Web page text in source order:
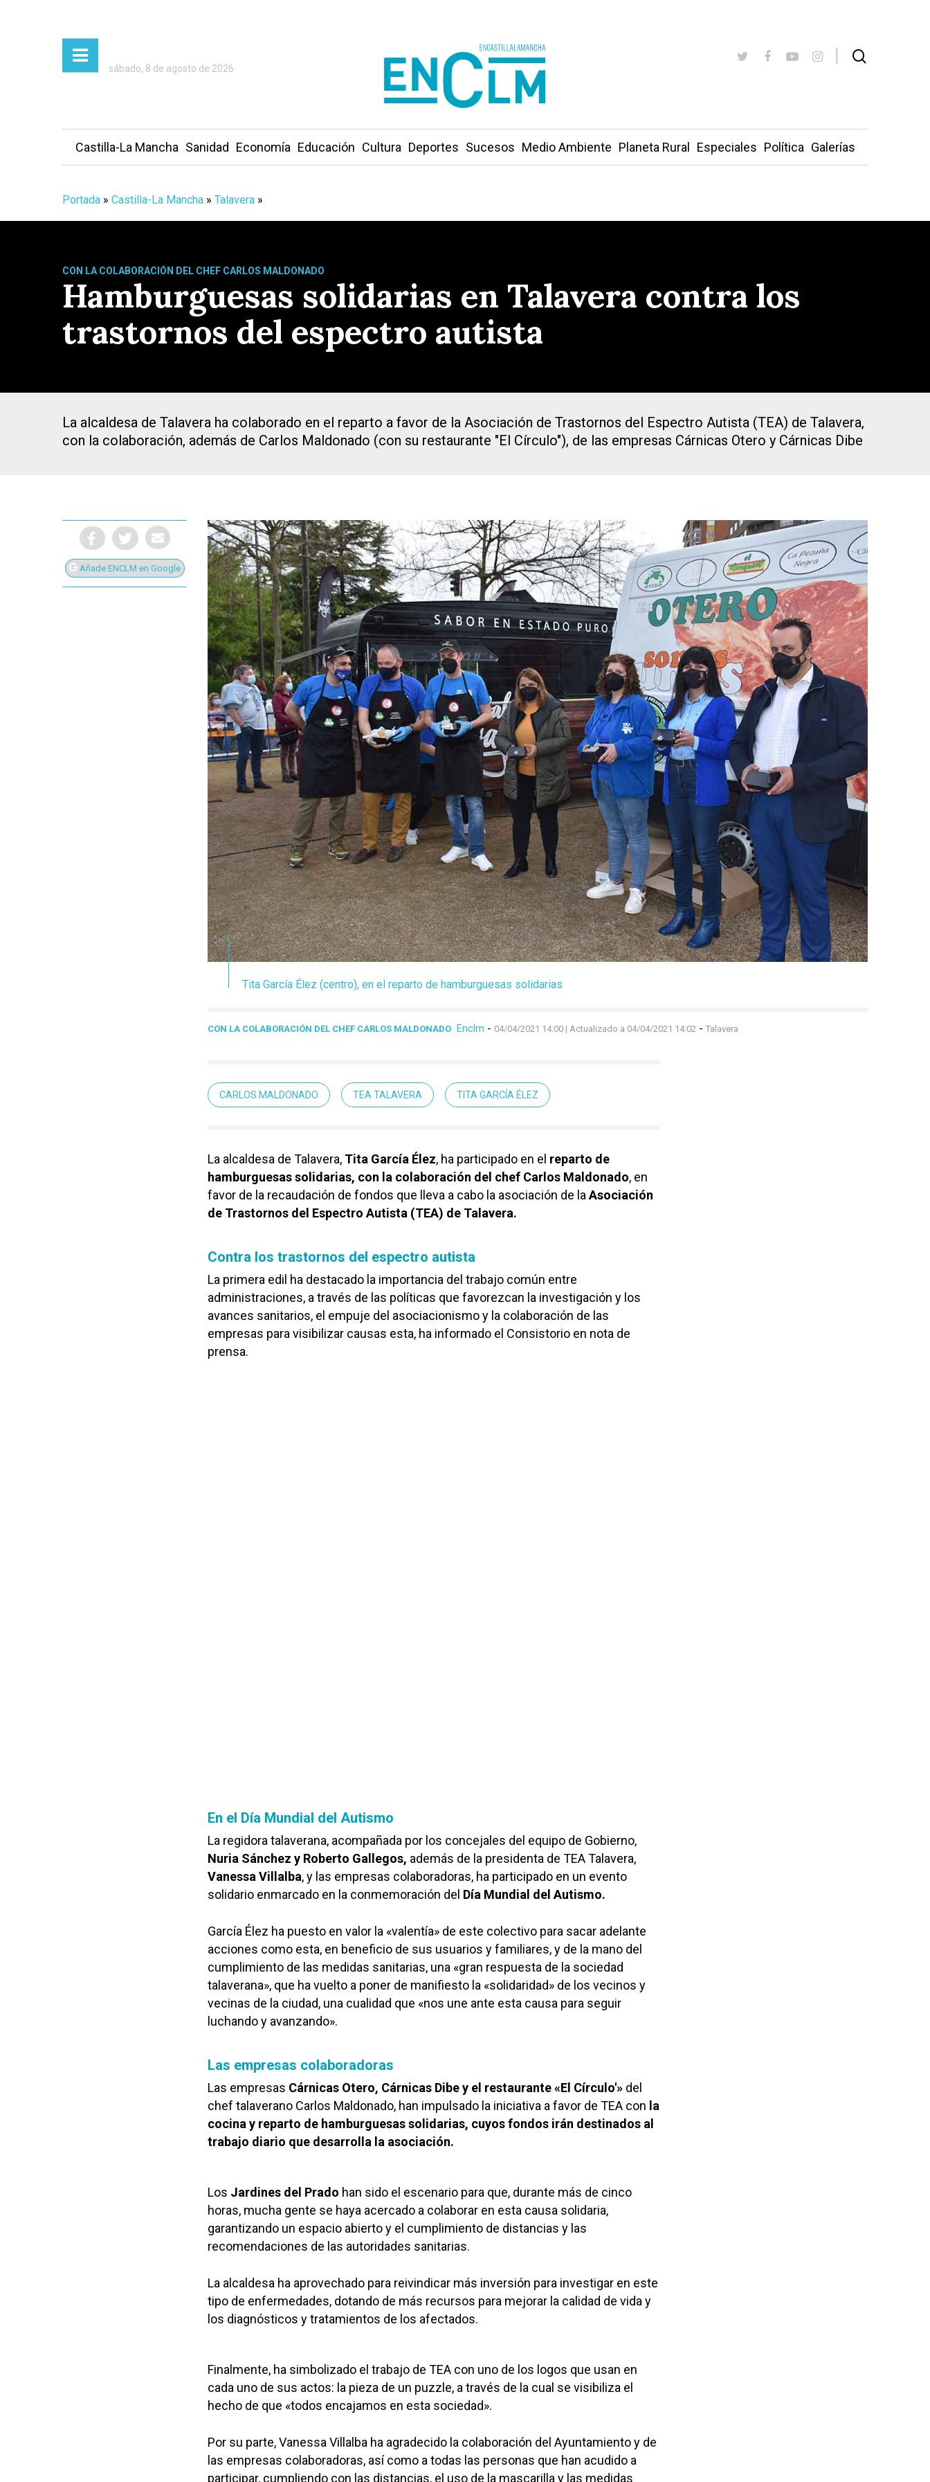
Presiona Intro para buscar o ESC para cerrar
sábado, 8 de agosto de 2026
Castilla-La Mancha Sanidad Economía Educación Cultura Deportes Sucesos Medio Ambiente Planeta Rural Especiales Política Galerías
Portada » Castilla-La Mancha » Talavera »
CON LA COLABORACIÓN DEL CHEF CARLOS MALDONADO
Hamburguesas solidarias en Talavera contra los
trastornos del espectro autista
La alcaldesa de Talavera ha colaborado en el reparto a favor de la Asociación de Trastornos del Espectro Autista (TEA) de Talavera,
con la colaboración, además de Carlos Maldonado (con su restaurante "El Círculo"), de las empresas Cárnicas Otero y Cárnicas Dibe
Añade ENCLM en Google
Tita García Élez (centro), en el reparto de hamburguesas solidarias
CON LA COLABORACIÓN DEL CHEF CARLOS MALDONADO Enclm - 04/04/2021 14:00 | Actualizado a 04/04/2021 14:02 - Talavera
CARLOS MALDONADO TEA TALAVERA TITA GARCÍA ÉLEZ
La alcaldesa de Talavera, Tita García Élez, ha participado en el reparto de
hamburguesas solidarias, con la colaboración del chef Carlos Maldonado, en
favor de la recaudación de fondos que lleva a cabo la asociación de la Asociación
de Trastornos del Espectro Autista (TEA) de Talavera.
Contra los trastornos del espectro autista
La primera edil ha destacado la importancia del trabajo común entre
administraciones, a través de las políticas que favorezcan la investigación y los
avances sanitarios, el empuje del asociacionismo y la colaboración de las
empresas para visibilizar causas esta, ha informado el Consistorio en nota de
prensa.
En el Día Mundial del Autismo
La regidora talaverana, acompañada por los concejales del equipo de Gobierno,
Nuria Sánchez y Roberto Gallegos, además de la presidenta de TEA Talavera,
Vanessa Villalba, y las empresas colaboradoras, ha participado en un evento
solidario enmarcado en la conmemoración del Día Mundial del Autismo.
García Élez ha puesto en valor la «valentía» de este colectivo para sacar adelante
acciones como esta, en beneficio de sus usuarios y familiares, y de la mano del
cumplimiento de las medidas sanitarias, una «gran respuesta de la sociedad
talaverana», que ha vuelto a poner de manifiesto la «solidaridad» de los vecinos y
vecinas de la ciudad, una cualidad que «nos une ante esta causa para seguir
luchando y avanzando».
Las empresas colaboradoras
Las empresas Cárnicas Otero, Cárnicas Dibe y el restaurante «El Círculo'» del
chef talaverano Carlos Maldonado, han impulsado la iniciativa a favor de TEA con la
cocina y reparto de hamburguesas solidarias, cuyos fondos irán destinados al
trabajo diario que desarrolla la asociación.
Los Jardines del Prado han sido el escenario para que, durante más de cinco
horas, mucha gente se haya acercado a colaborar en esta causa solidaria,
garantizando un espacio abierto y el cumplimiento de distancias y las
recomendaciones de las autoridades sanitarias.
La alcaldesa ha aprovechado para reivindicar más inversión para investigar en este
tipo de enfermedades, dotando de más recursos para mejorar la calidad de vida y
los diagnósticos y tratamientos de los afectados.
Finalmente, ha simbolizado el trabajo de TEA con uno de los logos que usan en
cada uno de sus actos: la pieza de un puzzle, a través de la cual se visibiliza el
hecho de que «todos encajamos en esta sociedad».
Por su parte, Vanessa Villalba ha agradecido la colaboración del Ayuntamiento y de
las empresas colaboradoras, así como a todas las personas que han acudido a
participar, cumpliendo con las distancias, el uso de la mascarilla y las medidas